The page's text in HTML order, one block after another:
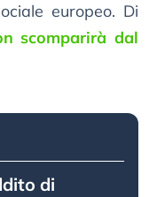
europeo. Di
scomparirà dal
di